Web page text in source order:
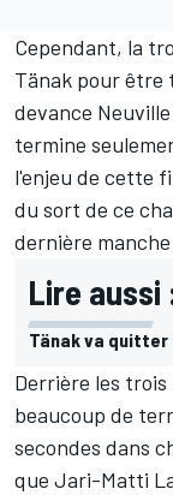
Cependant, la
Tänak pour être
devance
termine
l'enjeu de cette
du sort de ce
dernière
Lire aussi
Tänak va quitter
Derrière les trois
beaucoup de
secondes dans
que Jari-Matti